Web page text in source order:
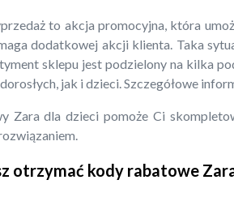
to akcja promocyjna, która
dodatkowej akcji klienta. Taka
sklepu jest podzielony na kilka
jak i dzieci. Szczegółowe
Zara dla dzieci pomoże Ci
otrzymać kody rabatowe